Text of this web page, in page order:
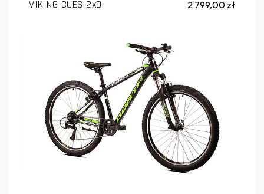
VIKING CUES 2x9 2 799,00 zł